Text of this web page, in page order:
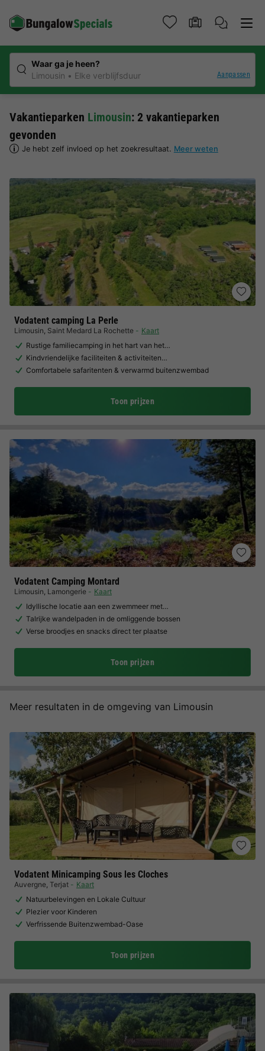
Waar ga je heen?
Limousin
Elke verblijfsduur Aanpassen
Vakantieparken Limousin: 2 vakantieparken
gevonden
Je hebt zelf invloed op het zoekresultaat. Meer weten
Vodatent camping La Perle
Limousin, Saint Medard La Rochette
Kaart
Rustige familiecamping in het hart van het…
Kindvriendelijke faciliteiten & activiteiten…
Comfortabele safaritenten & verwarmd buitenzwembad
Toon prijzen
Vodatent Camping Montard
Limousin, Lamongerie
Kaart
Idyllische locatie aan een zwemmeer met…
Talrijke wandelpaden in de omliggende bossen
Verse broodjes en snacks direct ter plaatse
Toon prijzen
Meer resultaten in de omgeving van Limousin
Vodatent Minicamping Sous les Cloches
Auvergne, Terjat
Kaart
Natuurbelevingen en Lokale Cultuur
Plezier voor Kinderen
Verfrissende Buitenzwembad-Oase
Toon prijzen